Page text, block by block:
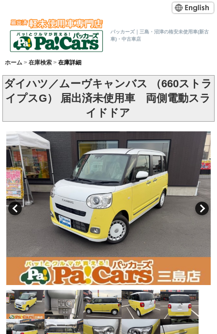
パッカーズ｜三島・沼津の格安未使用車(新古
車)・中古車店
ホーム 在庫検索 在庫詳細
ダイハツ／ムーヴキャンバス （660ストラ
イプスG） 届出済未使用車 両側電動スラ
イドドア